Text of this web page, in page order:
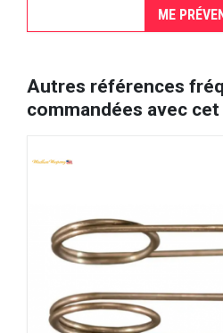
ME
Autres références
commandées avec